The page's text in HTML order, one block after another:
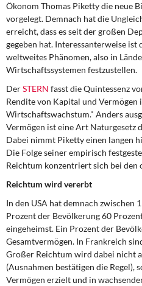
Wirtschaftspolitik
Steuer- und Finanzpolitik
Öffentliche Infrastruktur und
Eurokrise und Griechenland
DIE LINKE
Weitere Themen
Memo-Gruppe
Institut Solidarische
Rosa-Luxemburg-Stiftung
Über mich
Ökonom Thomas Piketty die neue
vorgelegt. Demnach hat die
erreicht, dass es seit der großen
gegeben hat. Interessanterweise
weltweites Phänomen, also in
Wirtschaftssystemen festzustellen.
DerSTERN fasst die Quintessenz
Rendite von Kapital und Vermögen
Wirtschaftswachstum." Anders
Vermögen ist eine Art Naturgesetz
Dabei nimmt Piketty einen langen
Die Folge seiner empirisch
Reichtum konzentriert sich bei den
Reichtum wird vererbt
In den USA hat demnach zwischen
Prozent der Bevölkerung 60
eingeheimst. Ein Prozent der
Gesamtvermögen. In Frankreich
Großer Reichtum wird dabei nicht
(Ausnahmen bestätigen die Regel),
Vermögen erzielt und in